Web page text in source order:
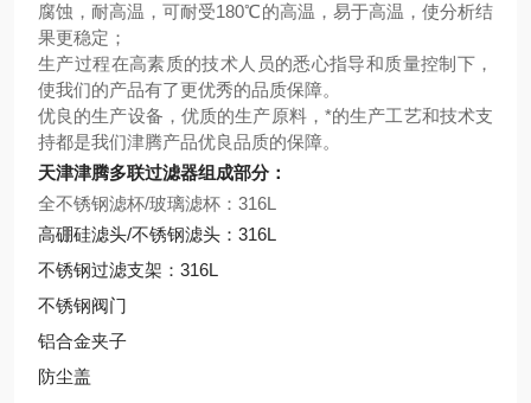
腐蚀，耐高温，可耐受180℃的高温，易于高温，使分析结
果更稳定；
生产过程在高素质的技术人员的悉心指导和质量控制下，
使我们的产品有了更优秀的品质保障。
优良的生产设备，优质的生产原料，*的生产工艺和技术支
持都是我们津腾产品优良品质的保障。
天津津腾多联过滤器组成部分：
全不锈钢滤杯/玻璃滤杯： 316L
高硼硅滤头/不锈钢滤头：316L
不锈钢过滤支架：316L
不锈钢阀门
铝合金夹子
防尘盖